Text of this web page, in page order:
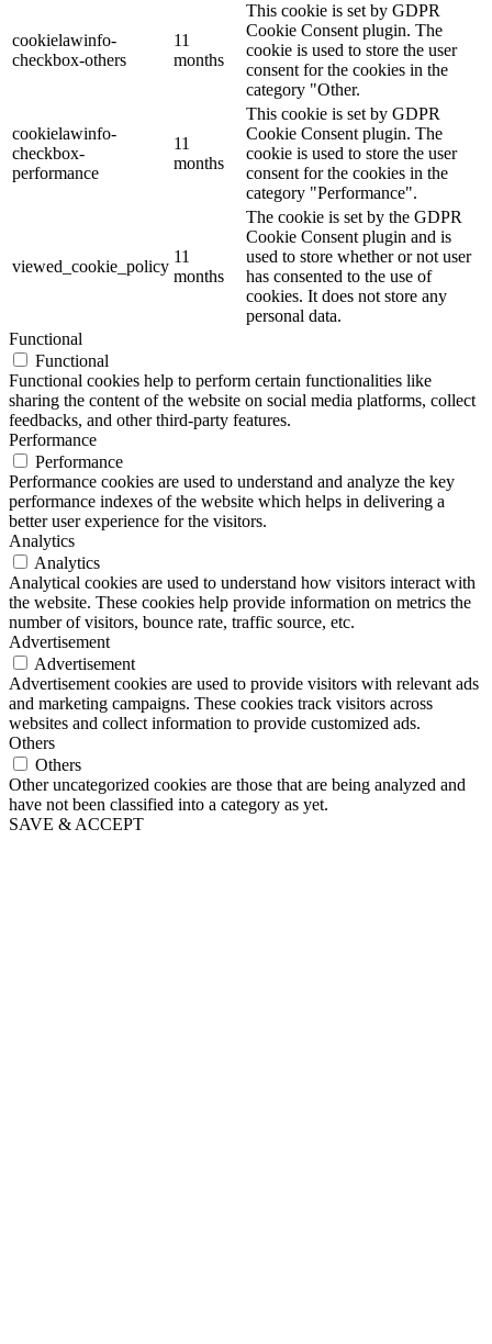
cookielawinfo-
checkbox-others
11
months
This cookie is set by GDPR
Cookie Consent plugin. The
cookie is used to store the user
consent for the cookies in the
category "Other.
cookielawinfo-
checkbox-
performance
11
months
This cookie is set by GDPR
Cookie Consent plugin. The
cookie is used to store the user
consent for the cookies in the
category "Performance".
viewed_cookie_policy
11
months
The cookie is set by the GDPR
Cookie Consent plugin and is
used to store whether or not user
has consented to the use of
cookies. It does not store any
personal data.
Functional
Functional
Functional cookies help to perform certain functionalities like
sharing the content of the website on social media platforms, collect
feedbacks, and other third-party features.
Performance
Performance
Performance cookies are used to understand and analyze the key
performance indexes of the website which helps in delivering a
better user experience for the visitors.
Analytics
Analytics
Analytical cookies are used to understand how visitors interact with
the website. These cookies help provide information on metrics the
number of visitors, bounce rate, traffic source, etc.
Advertisement
Advertisement
Advertisement cookies are used to provide visitors with relevant ads
and marketing campaigns. These cookies track visitors across
websites and collect information to provide customized ads.
Others
Others
Other uncategorized cookies are those that are being analyzed and
have not been classified into a category as yet.
SAVE & ACCEPT